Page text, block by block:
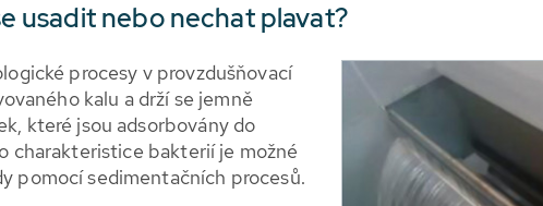
usadit nebo nechat plavat?
procesy v provzdušňovací
kalu a drží se jemně
které jsou adsorbovány do
charakteristice bakterií je možné
pomocí sedimentačních procesů.